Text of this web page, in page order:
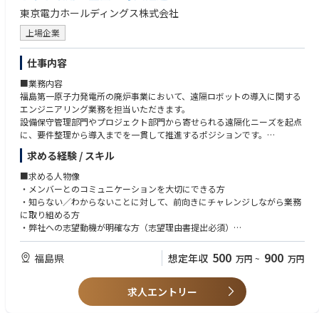
・発電所運営を支える幅広い管理業務に携われる
・多様な関係者との調整を通じて組織運営の視点を養える
・円滑な事業運営を支える基盤づくりに貢献できる
■資材
・調達・契約・在庫管理の専門性を高められる
・調達改善が現場の生産性向上に直結する
■経理
・大規模事業を支える予算・原価管理に携われる
・データ分析やコスト管理を通じて経営視点を身につけられる
・事業運営の意思決定を数字の面から支援できる
■人事
・採用・育成・労務管理など幅広い人事業務を経験できる
・働きやすい職場づくりや安全管理に関われる
・人材面から発電所運営を支える役割を担える
大規模かつ社会的意義の高い事業を支えながら、多様な関係者との調整や
業務改善を通じて、管理部門としての専門性を高めることができます。
【キャリアパス】
以下のようなキャリアパスを想定しています。
・室全体の業務状況を可視化し、進捗や課題を整理する
・進捗管理・調達・予算管理を統合的に把握し、安定した運営を支援する
・関係省庁や国内外パートナーとの窓口として、適切な情報共有や調整を
行う
・管理者への報告や提案に向けて、判断材料となる情報を整理する
・業務プロセスの標準化や効率化に向けた改善活動を継続的に推進する
組織内外の多くの関係者と連携しながら、事業推進を支える基盤づくりに
貢献いただくことを期待しています。
■魅力・やりがい
本ポジションは、遠隔技術を活用した廃炉プロジェクトを支える組織運営
特定の領域に限定されず、組織全体の視点で事業推進に関与できる点が特
徴です。
～具体的には～
・社会的意義の高い廃炉事業において、組織運営面からプロジェクト推進
に貢献できる
・進捗・予算・調達・対外調整など幅広い領域に関わり、視野を広げられ
ーとの調整経験を積める
・組織全体に影響する施策や仕組みづくりに携わることができる
日々の運営支援に加え、組織の成長や業務高度化に直接関与できる実感を
④ 以下のいずれかの経験
・進捗管理またはプロジェクト管理の経験
・調達、契約、予算管理に関する業務経験
～知識・技能～以下いずれも満たす
・業務全体を俯瞰し、進捗・課題・リスクを整理できる能力
・情報を分析・構造化し、分かりやすく可視化できる力
・関係者の利害を踏まえ、合意形成に向けて調整できる能力
・基本的な資料作成スキル（Excel、PowerPoint等）
・関係者と円滑に業務を進めるコミュニケーション能力
・新しい知識を主体的に学び、業務に活かせる力
～資格～
・福島第一原子力発電所における放射線管理区域で業務できること
■歓迎要件
～経験～
・エンジニアリング会社、商社等におけるプロジェクト管理または調整業
・複数関係者（顧客・メーカー・施工会社等）との折衝・調整経験
・官公庁または外部機関との折衝・調整経験
～知識・技能～
・遠隔技術、ロボット、プラント等に関する基礎知識
東京電力ホールディングス株式会社
上場企業
仕事内容
■業務内容
福島第一原子力発電所の廃炉事業において、遠隔ロボットの導入に関する
エンジニアリング業務を担当いただきます。
設備保守管理部門やプロジェクト部門から寄せられる遠隔化ニーズを起点
に、要件整理から導入までを一貫して推進するポジションです。
年間を通じて複数の遠隔化案件に携わり、社内外の関係者と連携しながら
最適なソリューションの実現を目指します。
～具体的には～
・現場部門へのヒアリングを通じた遠隔化ニーズの把握・要件定義
・遠隔ロボットの技術評価および導入方式の検討
・メーカーや施工会社との仕様調整、発注仕様書の作成
・導入プロジェクトにおける関係部署・外部パートナーとの調整
単に機器を選定するのではなく、現場課題の解決に向けて構想段階から導
入までを担うため、技術力と調整力を活かしながら幅広い経験を積むこと
■責任・期待される役割
求める経験 / スキル
■求める人物像
・メンバーとのコミュニケーションを大切にできる方
・知らない／わからないことに対して、前向きにチャレンジしながら業務
に取り組める方
・弊社への志望動機が明確な方（志望理由書提出必須）
・配属地域に限定のない方
■必須要件
・遠隔ロボット案件導入の要件定義設定や導入検討などのエンジニアリン
グ業務に携わった経験を有する（3年以上を希望）
福島県 想定年収 500 万円 ~ 900 万円
求人エントリー